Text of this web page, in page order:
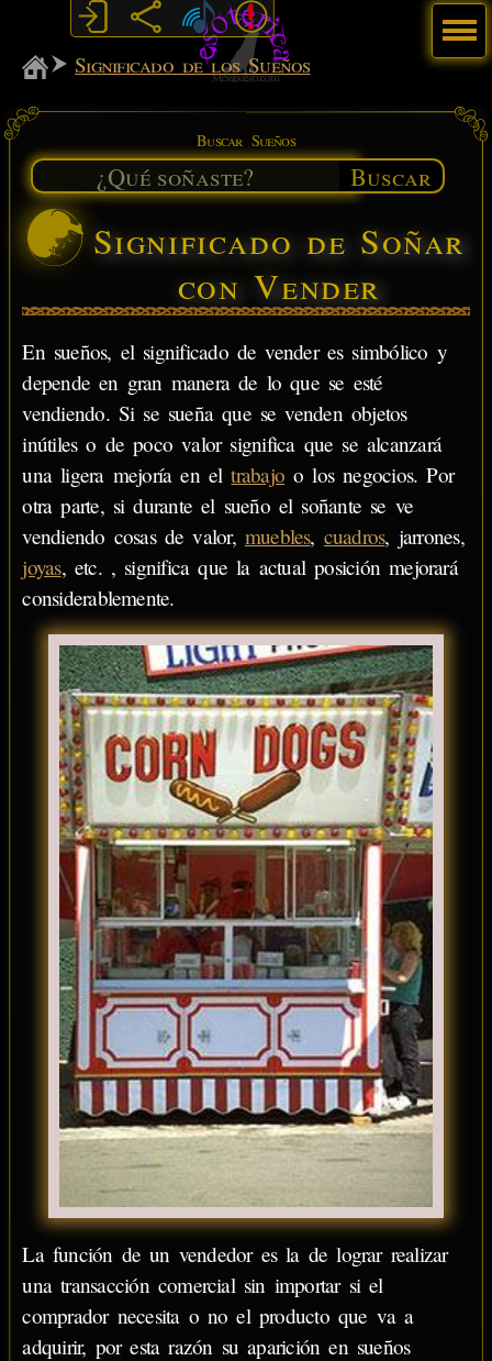
MiSabueso
Significado de los Sueños
Buscar Sueños
Buscar
Significado de Soñar
con Vender
En sueños, el significado de vender es simbólico y
depende en gran manera de lo que se esté
vendiendo. Si se sueña que se venden objetos
inútiles o de poco valor significa que se alcanzará
una ligera mejoría en eltrabajo o los negocios. Por
otra parte, si durante el sueño el soñante se ve
vendiendo cosas de valor, muebles, cuadros, jarrones,
joyas, etc. , significa que la actual posición mejorará
considerablemente.
La función de un vendedor es la de lograr realizar
una transacción comercial sin importar si el
comprador necesita o no el producto que va a
adquirir, por esta razón su aparición en sueños
Menú